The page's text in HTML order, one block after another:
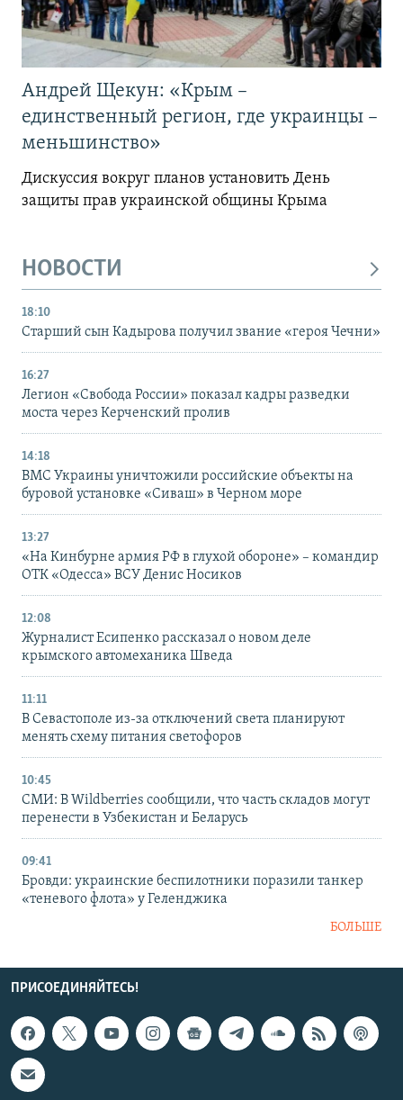
Андрей Щекун: «Крым –
единственный регион, где украинцы –
меньшинство»
Дискуссия вокруг планов установить День
защиты прав украинской общины Крыма
НОВОСТИ
18:10
Старший сын Кадырова получил звание «героя Чечни»
16:27
Легион «Свобода России» показал кадры разведки
моста через Керченский пролив
14:18
ВМС Украины уничтожили российские объекты на
буровой установке «Сиваш» в Черном море
13:27
«На Кинбурне армия РФ в глухой обороне» – командир
ОТК «Одесса» ВСУ Денис Носиков
12:08
Журналист Есипенко рассказал о новом деле
крымского автомеханика Шведа
11:11
В Севастополе из-за отключений света планируют
менять схему питания светофоров
10:45
СМИ: В Wildberries сообщили, что часть складов могут
перенести в Узбекистан и Беларусь
09:41
Бровди: украинские беспилотники поразили танкер
«теневого флота» у Геленджика
БОЛЬШЕ
ПРИСОЕДИНЯЙТЕСЬ!